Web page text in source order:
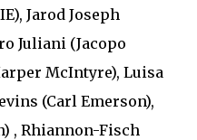
Jarod Joseph
Juliani (Jacopo
McIntyre), Luisa
(Carl Emerson),
, Rhiannon-Fisch